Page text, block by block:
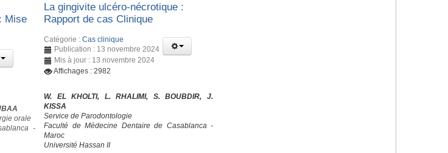
Mise
orale
-
La gingivite ulcéro-nécrotique :
Rapport de cas Clinique
Catégorie :Cas clinique
Publication : 13 novembre 2024
Mis à jour : 13 novembre 2024
Affichages : 2982
W. EL KHOLTI, L. RHALIMI, S. BOUBDIR, J.
KISSA
Service de Parodontologie
Faculté de Médecine Dentaire de Casablanca -
Maroc
Université Hassan II